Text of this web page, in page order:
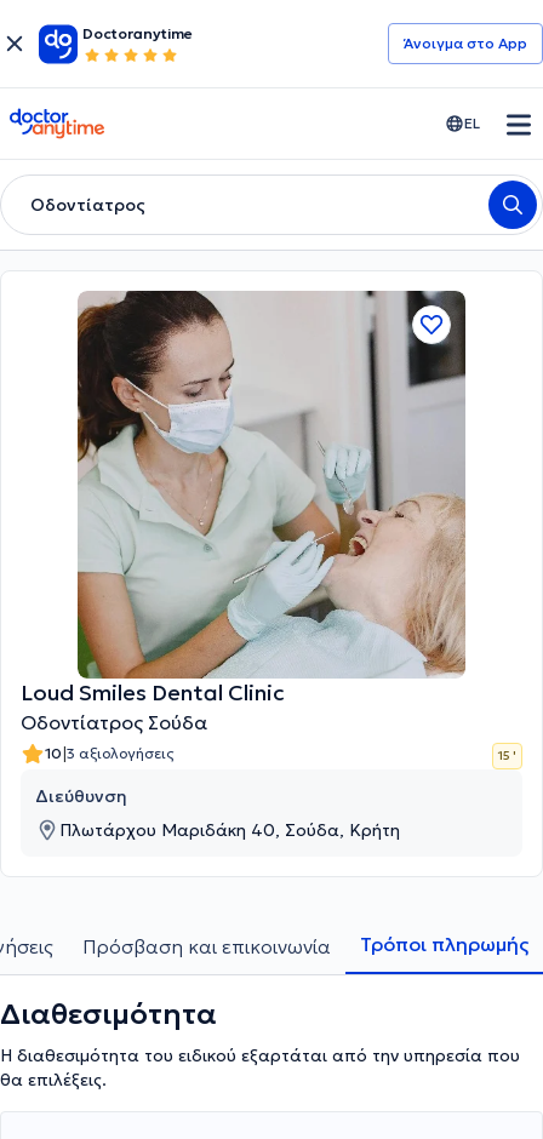
Doctoranytime
Άνοιγμα στο App
doctoranytime EL
Οδοντίατρος
Loud Smiles Dental Clinic
Οδοντίατρος Σούδα
10|3 αξιολογήσεις 15 '
Διεύθυνση
Πλωτάρχου Μαριδάκη 40, Σούδα, Κρήτη
Πρόσβαση και επικοινωνία Τρόποι πληρωμής
Διαθεσιμότητα
Η διαθεσιμότητα του ειδικού εξαρτάται από την υπηρεσία που
θα επιλέξεις.